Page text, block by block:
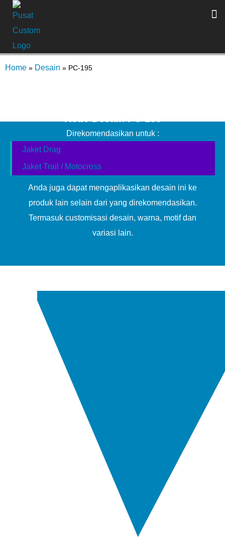
Home » Desain » PC-195
Direkomendasikan untuk :
Jaket Drag
Jaket Trail / Motocross
Anda juga dapat mengaplikasikan desain ini ke
produk lain selain dari yang direkomendasikan.
Termasuk customisasi desain, warna, motif dan
variasi lain.